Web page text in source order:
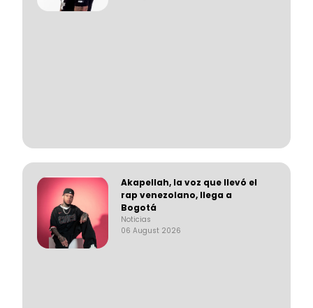
Akapellah, la voz que llevó el
rap venezolano, llega a
Bogotá
Noticias
06 August 2026